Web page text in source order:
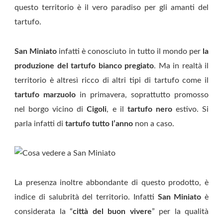
questo territorio è il vero paradiso per gli amanti del
tartufo.
San Miniato infatti è conosciuto in tutto il mondo per la
produzione del tartufo bianco pregiato. Ma in realtà il
territorio è altresì ricco di altri tipi di tartufo come il
tartufo marzuolo in primavera, soprattutto promosso
nel borgo vicino di Cigoli, e il tartufo neroestivo. Si
parla infatti di tartufo tutto l’anno non a caso.
La presenza inoltre abbondante di questo prodotto, è
indice di salubrità del territorio. Infatti San Miniato è
considerata la “città del buon vivere” per la qualità